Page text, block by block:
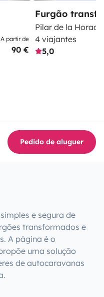
A partir de
90 €
Furgão
Pilar de la
4 viajantes
5,0
Pedido de aluguer
e segura de
transformados e
A página é o
uma solução
de autocaravanas